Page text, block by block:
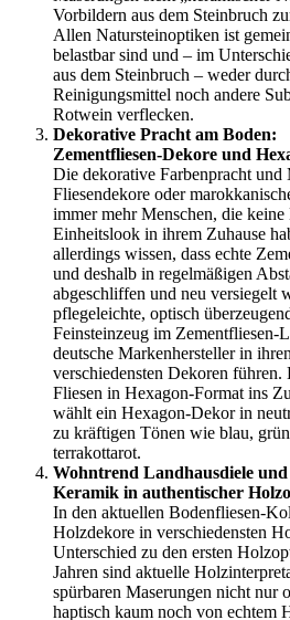
Vorbildern aus dem Steinbruch
Allen Natursteinoptiken ist
belastbar sind und – im
aus dem Steinbruch – weder
Reinigungsmittel noch andere
Rotwein verflecken.
Dekorative Pracht am Boden:
Zementfliesen-Dekore und
Die dekorative Farbenpracht
Fliesendekore oder
immer mehr Menschen, die
Einheitslook in ihrem Zuhause
allerdings wissen, dass echte
und deshalb in regelmäßigen
abgeschliffen und neu versiegelt
pflegeleichte, optisch
Feinsteinzeug im Zementfliesen-
deutsche Markenhersteller in
verschiedensten Dekoren
Fliesen in Hexagon-Format ins
wählt ein Hexagon-Dekor in
zu kräftigen Tönen wie blau,
terrakottarot.
Wohntrend Landhausdiele
Keramik in authentischer
In den aktuellen Bodenfliesen-
Holzdekore in verschiedensten
Unterschied zu den ersten
Jahren sind aktuelle
spürbaren Maserungen nicht nur
haptisch kaum noch von echtem